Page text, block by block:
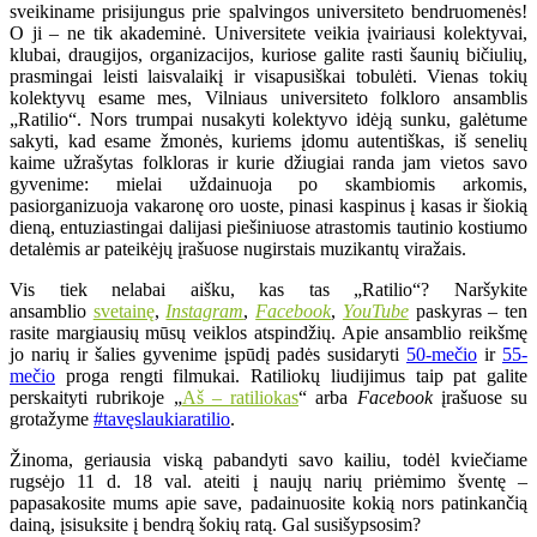
sveikiname prisijungus prie spalvingos universiteto bendruomenės!
O ji – ne tik akademinė. Universitete veikia įvairiausi kolektyvai,
klubai, draugijos, organizacijos, kuriose galite rasti šaunių bičiulių,
prasmingai leisti laisvalaikį ir visapusiškai tobulėti. Vienas tokių
kolektyvų esame mes, Vilniaus universiteto folkloro ansamblis
„Ratilio“. Nors trumpai nusakyti kolektyvo idėją sunku, galėtume
sakyti, kad esame žmonės, kuriems įdomu autentiškas, iš senelių
kaime užrašytas folkloras ir kurie džiugiai randa jam vietos savo
gyvenime: mielai uždainuoja po skambiomis arkomis,
pasiorganizuoja vakaronę oro uoste, pinasi kaspinus į kasas ir šiokią
dieną, entuziastingai dalijasi piešiniuose atrastomis tautinio kostiumo
detalėmis ar pateikėjų įrašuose nugirstais muzikantų viražais.
Vis tiek nelabai aišku, kas tas „Ratilio“? Naršykite
ansamblio svetainę, Instagram, Facebook, YouTubepaskyras – ten
rasite margiausių mūsų veiklos atspindžių. Apie ansamblio reikšmę
jo narių ir šalies gyvenime įspūdį padės susidaryti 50-mečio ir 55-
mečio proga rengti filmukai. Ratiliokų liudijimus taip pat galite
perskaityti rubrikoje „Aš – ratiliokas“ arba Facebookįrašuose su
grotažyme #tavęslaukiaratilio.
Žinoma, geriausia viską pabandyti savo kailiu, todėl kviečiame
rugsėjo 11 d. 18 val. ateiti į naujų narių priėmimo šventę –
papasakosite mums apie save, padainuosite kokią nors patinkančią
dainą, įsisuksite į bendrą šokių ratą. Gal susišypsosim?